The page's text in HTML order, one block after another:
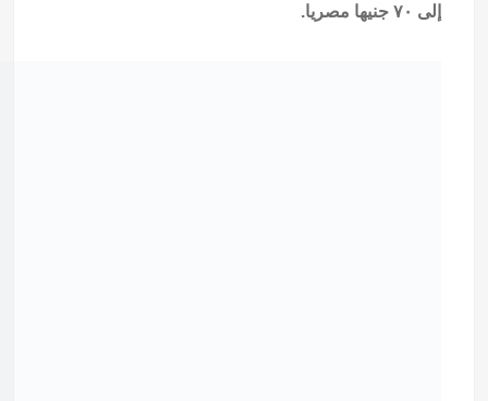
إلى ٧٠ جنيها مصريا.